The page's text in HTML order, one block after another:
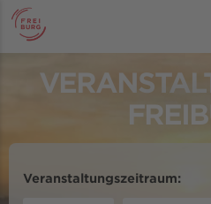
Veranstaltungszeitraum: